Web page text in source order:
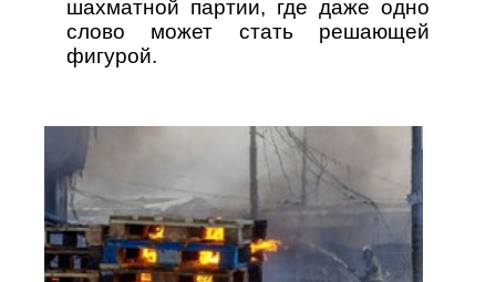
шахматной партии, где даже одно
слово может стать решающей
фигурой.